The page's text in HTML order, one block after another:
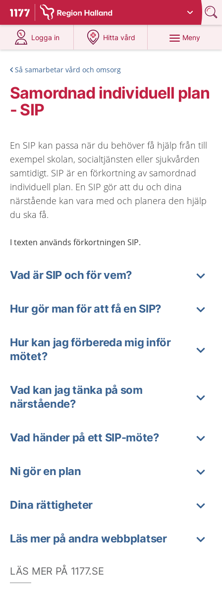
Till startsidan för 1177
Du har valt region Halland
Logga in
på 1177.se
Hitta vård
på 1177.se
Meny
Så samarbetar vård och omsorg
Samordnad individuell plan
- SIP
En SIP kan passa när du behöver få hjälp från till
exempel skolan, socialtjänsten eller sjukvården
samtidigt. SIP är en förkortning av samordnad
individuell plan. En SIP gör att du och dina
närstående kan vara med och planera den hjälp
du ska få.
I texten används förkortningen SIP.
Vad är SIP och för vem?
Hur gör man för att få en SIP?
Hur kan jag förbereda mig inför
mötet?
Vad kan jag tänka på som
närstående?
Vad händer på ett SIP-möte?
Ni gör en plan
Dina rättigheter
Läs mer på andra webbplatser
LÄS MER PÅ 1177.SE